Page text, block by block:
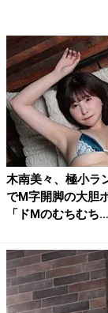
木南美々、極小ラ
でM字開脚の大胆
「ドMのむちむち